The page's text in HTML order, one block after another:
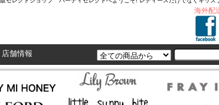
海外配
店舗情報